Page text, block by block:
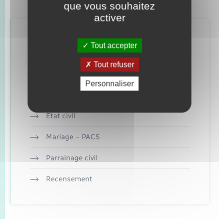
Retrouvez aussi
Concessions funéraires
Etat civil
Mariage – PACS
Parrainage civil
Recensement
que vous souhaitez
activer
Tout accepter
Tout refuser
Personnaliser